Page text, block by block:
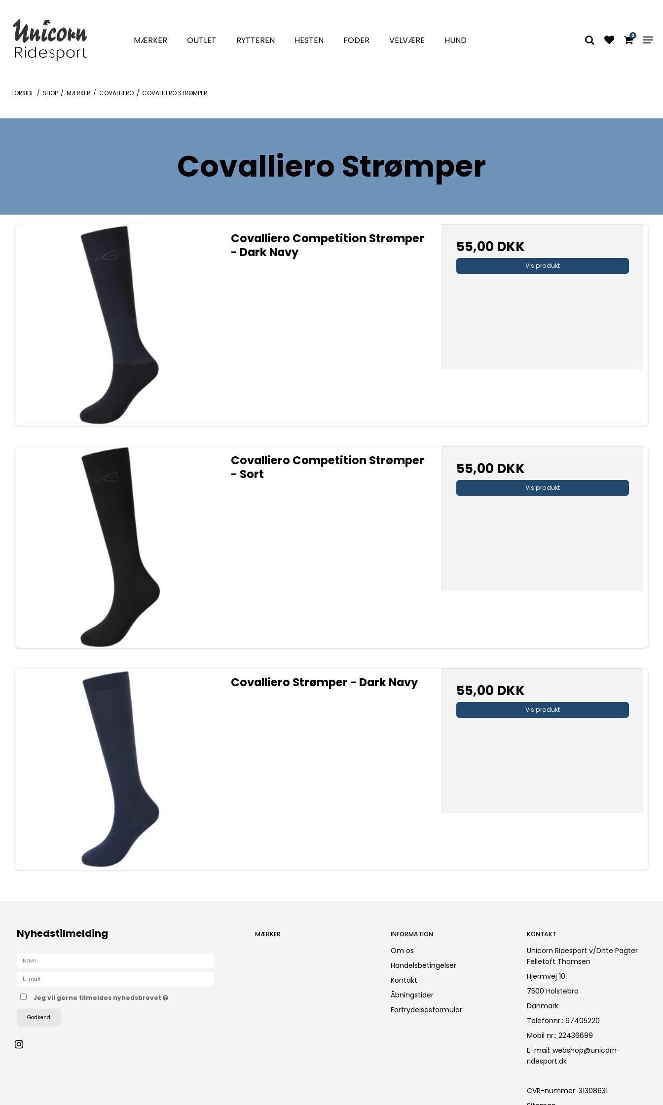
MÆRKER OUTLET RYTTEREN HESTEN FODER VELVÆRE HUND 0
FORSIDE / SHOP / MÆRKER / COVALLIERO / COVALLIERO STRØMPER
Covalliero Strømper
Covalliero Competition Strømper
- Dark Navy
55,00 DKK
Vis produkt
Covalliero Competition Strømper
- Sort
55,00 DKK
Vis produkt
Covalliero Strømper - Dark Navy 55,00 DKK
Vis produkt
Nyhedstilmelding
Jeg vil gerne tilmeldes nyhedsbrevet
Godkend
MÆRKER INFORMATION
Om os
Handelsbetingelser
Kontakt
Åbningstider
Fortrydelsesformular
KONTAKT
Unicorn Ridesport v/Ditte Pagter
Felletoft Thomsen
Hjermvej 10
7500 Holstebro
Danmark
Telefonnr.: 97405220
Mobil nr.: 22436699
E-mail: webshop@unicorn-
ridesport.dk
CVR-nummer: 31308631